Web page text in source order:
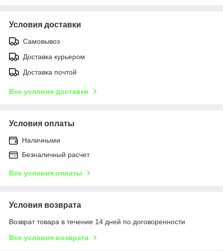
Условия доставки
Самовывоз
Доставка курьером
Доставка почтой
Все условия доставки
Условия оплаты
Наличными
Безналичный расчет
Все условия оплаты
Условия возврата
Возврат товара в течение 14 дней по договоренности
Все условия возврата